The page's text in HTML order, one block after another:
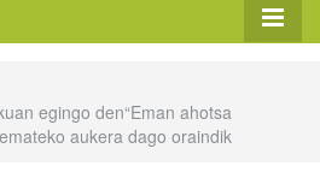
egingo den“Eman ahotsa
aukera dago oraindik